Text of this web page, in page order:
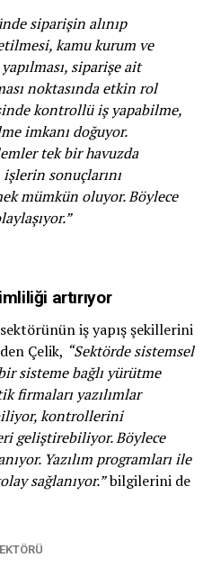
siparişin alınıp
kamu kurum ve
siparişe ait
noktasında etkin rol
kontrollü iş yapabilme,
imkanı doğuyor.
tek bir havuzda
sonuçlarını
mümkün oluyor. Böylece
artırıyor
iş yapış şekillerini
Çelik, “Sektörde sistemsel
sisteme bağlı yürütme
firmaları yazılımlar
kontrollerini
geliştirebiliyor. Böylece
Yazılım programları ile
sağlanıyor.”bilgilerini de